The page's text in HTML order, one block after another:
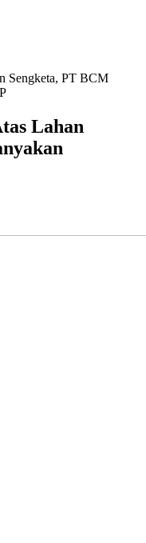
Sengketa, PT BCM
Lahan